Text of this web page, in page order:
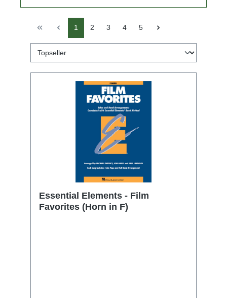
1 2 3 4 5
Essential Elements - Film
Favorites (Horn in F)